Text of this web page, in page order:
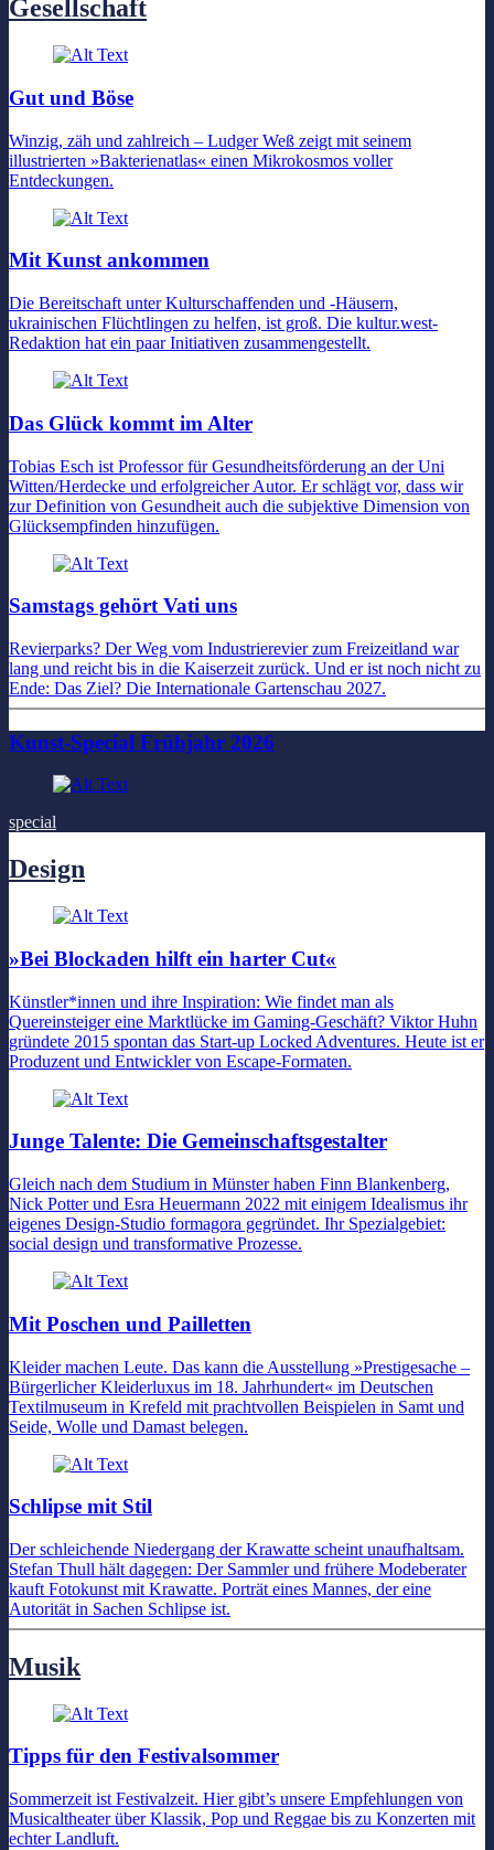
Gesellschaft
Gut und Böse
Winzig, zäh und zahlreich – Ludger Weß zeigt mit seinem
illustrierten »Bakterienatlas« einen Mikrokosmos voller
Entdeckungen.
Mit Kunst ankommen
Die Bereitschaft unter Kulturschaffenden und -Häusern,
ukrainischen Flüchtlingen zu helfen, ist groß. Die kultur.west-
Redaktion hat ein paar Initiativen zusammengestellt.
Das Glück kommt im Alter
Tobias Esch ist Professor für Gesundheitsförderung an der Uni
Witten/Herdecke und erfolgreicher Autor. Er schlägt vor, dass wir
zur Definition von Gesundheit auch die subjektive Dimension von
Glücksempfinden hinzufügen.
Samstags gehört Vati uns
Revierparks? Der Weg vom Industrierevier zum Freizeitland war
lang und reicht bis in die Kaiserzeit zurück. Und er ist noch nicht zu
Ende: Das Ziel? Die Internationale Gartenschau 2027.
Kunst-Special Frühjahr 2026
special
Design
»Bei Blockaden hilft ein harter Cut«
Künstler*innen und ihre Inspiration: Wie findet man als
Quereinsteiger eine Marktlücke im Gaming-Geschäft? Viktor Huhn
gründete 2015 spontan das Start-up Locked Adventures. Heute ist er
Produzent und Entwickler von Escape-Formaten.
Junge Talente: Die Gemeinschaftsgestalter
Gleich nach dem Studium in Münster haben Finn Blankenberg,
Nick Potter und Esra Heuermann 2022 mit einigem Idealismus ihr
eigenes Design-Studio formagora gegründet. Ihr Spezialgebiet:
social design und transformative Prozesse.
Mit Poschen und Pailletten
Kleider machen Leute. Das kann die Ausstellung »Prestigesache –
Bürgerlicher Kleiderluxus im 18. Jahrhundert« im Deutschen
Textilmuseum in Krefeld mit prachtvollen Beispielen in Samt und
Seide, Wolle und Damast belegen.
Schlipse mit Stil
Der schleichende Niedergang der Krawatte scheint unaufhaltsam.
Stefan Thull hält dagegen: Der Sammler und frühere Modeberater
kauft Fotokunst mit Krawatte. Porträt eines Mannes, der eine
Autorität in Sachen Schlipse ist.
Musik
Tipps für den Festivalsommer
Sommerzeit ist Festivalzeit. Hier gibt’s unsere Empfehlungen von
Musicaltheater über Klassik, Pop und Reggae bis zu Konzerten mit
echter Landluft.